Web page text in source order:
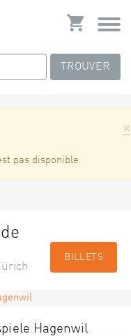
TROUVER
×
pas disponible
BILLETS
Hagenwil